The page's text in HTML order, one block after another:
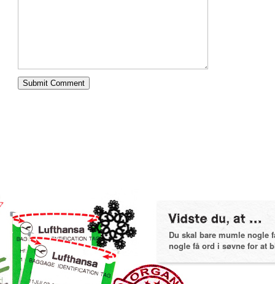
Du skal bare mumle nogle
nogle få ord i søvne for at